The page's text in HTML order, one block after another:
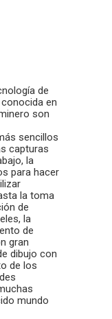
de
en
son
sencillos
capturas
la
para hacer
la toma
de
la
de
gran
dibujo con
de los
mundo